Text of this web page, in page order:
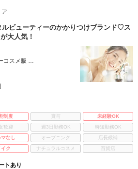
ルビューティーのかかりつけブランド♡ス
大人気！
コスメ販 …
制度 賞与
未経験OK
歓迎 週3日勤務OK
時短勤務OK
マなし オープニング
店長候補
イク ナチュラルコスメ 百貨店
トあり